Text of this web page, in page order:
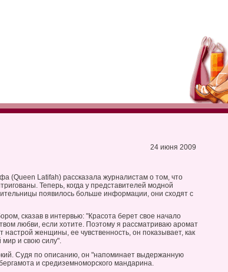
24 июня 2009
(Queen Latifah) рассказала журналистам о том, что
Теперь, когда у представителей модной
появилось больше информации, они сходят с
сказав в интервью: "Красота берет свое начало
любви, если хотите. Поэтому я рассматриваю аромат
женщины, ее чувственность, он показывает, как
мир и свою силу".
Судя по описанию, он "напоминает выдержанную
и средиземноморского мандарина.